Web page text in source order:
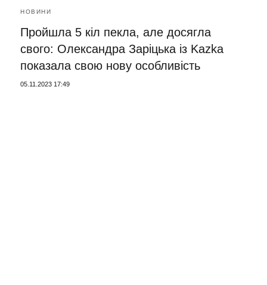
НОВИНИ
Пройшла 5 кіл пекла, але досягла
свого: Олександра Заріцька із Kazka
показала свою нову особливість
05.11.2023 17:49